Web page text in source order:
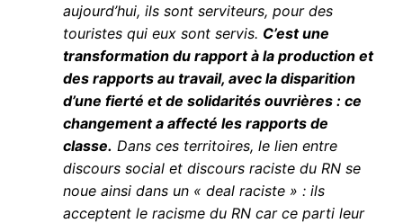
aujourd’hui, ils sont serviteurs, pour des
touristes qui eux sont servis. C’est une
transformation du rapport à la production et
des rapports au travail, avec la disparition
d’une fierté et de solidarités ouvrières : ce
changement a affecté les rapports de
classe. Dans ces territoires, le lien entre
discours social et discours raciste du RN se
noue ainsi dans un « deal raciste » : ils
acceptent le racisme du RN car ce parti leur